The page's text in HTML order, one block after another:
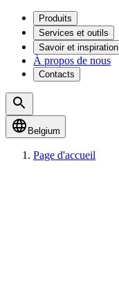
Produits
Services et outils
Savoir et inspiration
À propos de nous
Contacts
Belgium
Page d'accueil